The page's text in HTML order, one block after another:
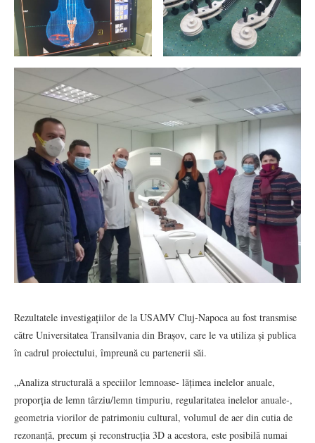
Rezultatele investigațiilor de la USAMV Cluj-Napoca au fost transmise
către Universitatea Transilvania din Brașov, care le va utiliza și publica
în cadrul proiectului, împreună cu partenerii săi.
„Analiza structurală a speciilor lemnoase- lățimea inelelor anuale,
proporția de lemn târziu/lemn timpuriu, regularitatea inelelor anuale-,
geometria viorilor de patrimoniu cultural, volumul de aer din cutia de
rezonanță, precum și reconstrucția 3D a acestora, este posibilă numai